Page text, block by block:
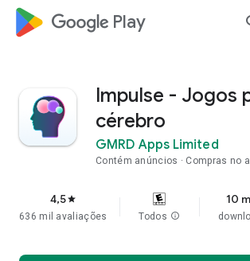
google_logo Play
Impulse - Jogos
cérebro
GMRD Apps Limited
Contém anúncios Compras no
4,5star
636 mil avaliações Todos info
10